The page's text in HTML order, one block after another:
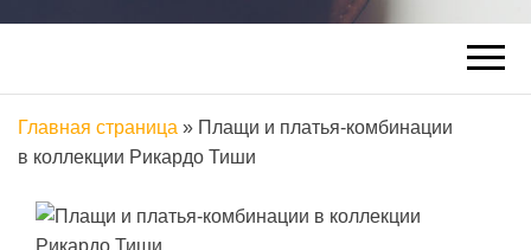
Главная страница » Плащи и платья-комбинации
в коллекции Рикардо Тиши